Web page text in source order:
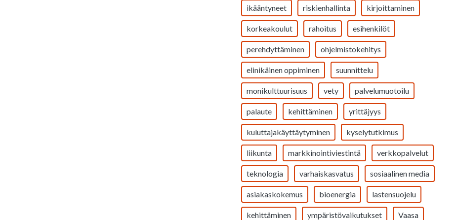
ikääntyneet riskienhallinta kirjoittaminen
korkeakoulut rahoitus esihenkilöt
perehdyttäminen ohjelmistokehitys
elinikäinen oppiminen suunnittelu
monikulttuurisuus vety palvelumuotoilu
palaute kehittäminen yrittäjyys
kuluttajakäyttäytyminen kyselytutkimus
liikunta markkinointiviestintä verkkopalvelut
teknologia varhaiskasvatus sosiaalinen media
asiakaskokemus bioenergia lastensuojelu
kehittäminen ympäristövaikutukset Vaasa